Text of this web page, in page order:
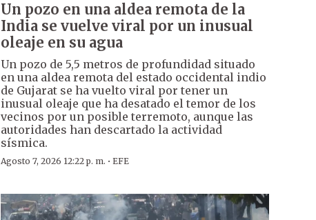
Un pozo en una aldea remota de la
India se vuelve viral por un inusual
oleaje en su agua
Un pozo de 5,5 metros de profundidad situado
en una aldea remota del estado occidental indio
de Gujarat se ha vuelto viral por tener un
inusual oleaje que ha desatado el temor de los
vecinos por un posible terremoto, aunque las
autoridades han descartado la actividad
sísmica.
Agosto 7, 2026 12:22 p. m. · EFE